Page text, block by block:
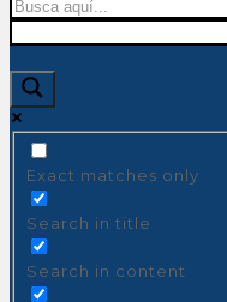
Exact matches only
Search in title
Search in content